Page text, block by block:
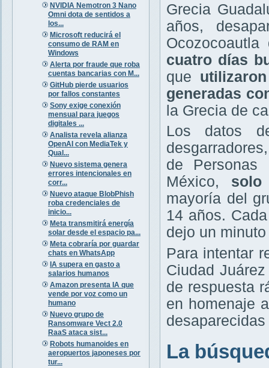
NVIDIA Nemotron 3 Nano
Omni dota de sentidos a
los...
Microsoft reducirá el
consumo de RAM en
Windows
Alerta por fraude que roba
cuentas bancarias con M...
GitHub pierde usuarios
por fallos constantes
Sony exige conexión
mensual para juegos
digitales ...
Analista revela alianza
OpenAI con MediaTek y
Qual...
Nuevo sistema genera
errores intencionales en
corr...
Nuevo ataque BlobPhish
roba credenciales de
inicio...
Meta transmitirá energía
solar desde el espacio pa...
Meta cobraría por guardar
chats en WhatsApp
IA supera en gasto a
salarios humanos
Amazon presenta IA que
vende por voz como un
humano
Nuevo grupo de
Ransomware Vect 2.0
RaaS ataca sist...
Robots humanoides en
aeropuertos japoneses por
tur...
Grecia
años,
cuatro días
que
generadas
la Grecia de
Los datos
de Personas
México,
mayoría del
14 años.
dejo un
Para intentar
Ciudad
de respuesta
en homenaje
La